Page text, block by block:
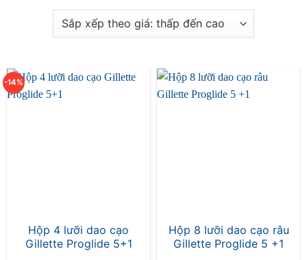
-14%
Hộp 4 lưỡi dao cạo
Gillette Proglide 5+1
Hộp 8 lưỡi dao cạo râu
Gillette Proglide 5 +1